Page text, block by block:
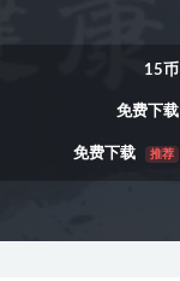
15币
免费下载
免费下载 推荐